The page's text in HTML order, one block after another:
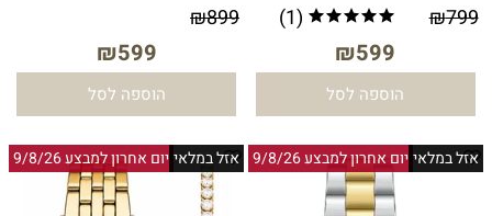
₪799
₪599
(1)
הוספה לסל
₪899
₪599
הוספה לסל
יום אחרון למבצע 9/8/26אזל במלאי יום אחרון למבצע 9/8/26אזל במלאי